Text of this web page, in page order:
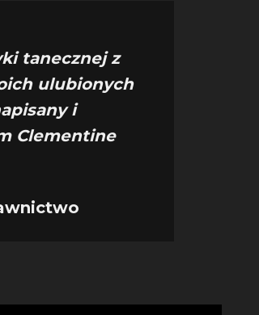
tanecznej z
ulubionych
i
Clementine